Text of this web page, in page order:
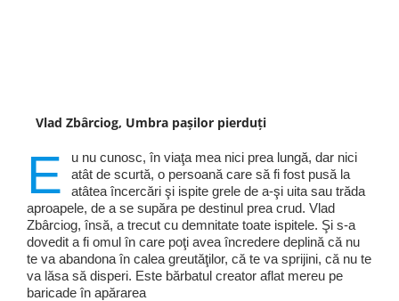
Vlad Zbârciog, Umbra pașilor pierduți
E
u nu cunosc, în viaţa mea nici prea lungă, dar nici
atât de scurtă, o persoană care să fi fost pusă la
atâtea încercări şi ispite grele de a-şi uita sau trăda
aproapele, de a se supăra pe destinul prea crud. Vlad
Zbârciog, însă, a trecut cu demnitate toate ispitele. Şi s-a
dovedit a fi omul în care poţi avea încredere deplină că nu
te va abandona în calea greutăţilor, că te va sprijini, că nu te
va lăsa să disperi. Este bărbatul creator aflat mereu pe
baricade în apărarea